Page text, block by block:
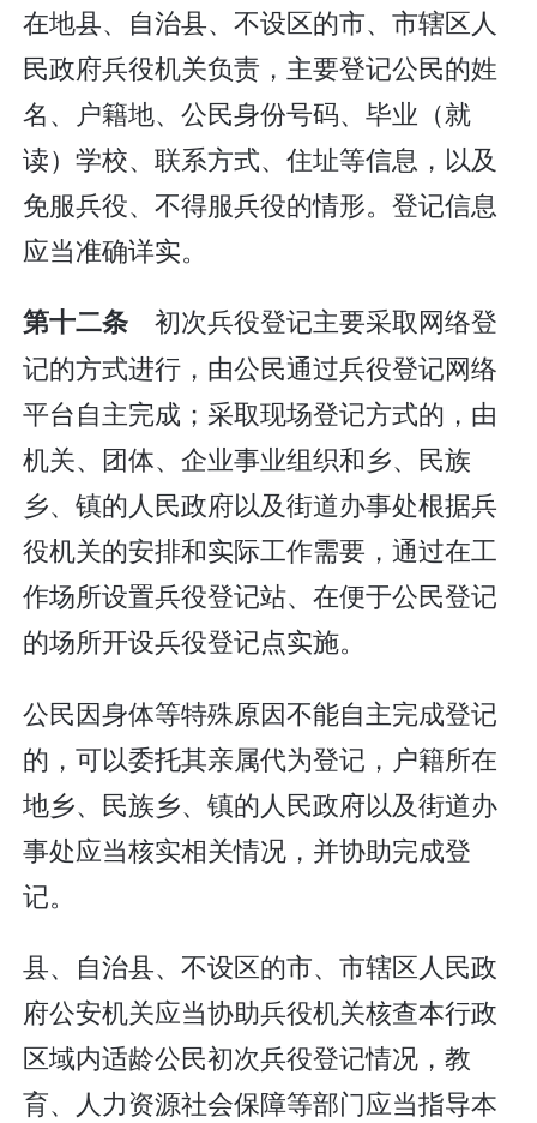
在地县、自治县、不设区的市、市辖区人
民政府兵役机关负责，主要登记公民的姓
名、户籍地、公民身份号码、毕业（就
读）学校、联系方式、住址等信息，以及
免服兵役、不得服兵役的情形。登记信息
应当准确详实。
第十二条初次兵役登记主要采取网络登
记的方式进行，由公民通过兵役登记网络
平台自主完成；采取现场登记方式的，由
机关、团体、企业事业组织和乡、民族
乡、镇的人民政府以及街道办事处根据兵
役机关的安排和实际工作需要，通过在工
作场所设置兵役登记站、在便于公民登记
的场所开设兵役登记点实施。
公民因身体等特殊原因不能自主完成登记
的，可以委托其亲属代为登记，户籍所在
地乡、民族乡、镇的人民政府以及街道办
事处应当核实相关情况，并协助完成登
记。
县、自治县、不设区的市、市辖区人民政
府公安机关应当协助兵役机关核查本行政
区域内适龄公民初次兵役登记情况，教
育、人力资源社会保障等部门应当指导本